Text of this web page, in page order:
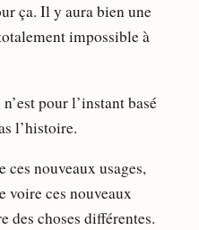
ça. Il y aura bien une
impossible à
pour l’instant basé
l’histoire.
ces nouveaux usages,
voire ces nouveaux
des choses différentes.